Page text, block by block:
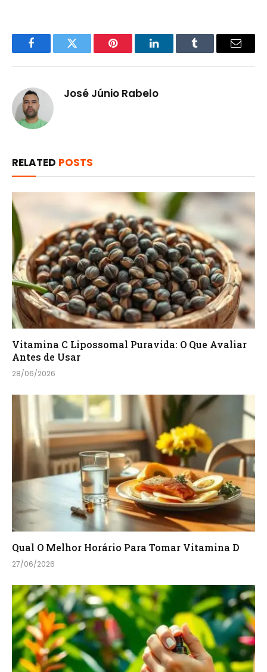
FacebookTwitter Pinterest LinkedInTumblr Email
José Júnio Rabelo
RELATED POSTS
Vitamina C Lipossomal Puravida: O Que Avaliar
Antes de Usar
28/06/2026
Qual O Melhor Horário Para Tomar Vitamina D
27/06/2026